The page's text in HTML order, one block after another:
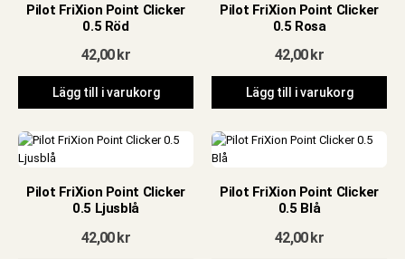
Pilot FriXion Point Clicker
0.5 Röd
42,00kr
Lägg till i varukorg
Pilot FriXion Point Clicker
0.5 Rosa
42,00kr
Lägg till i varukorg
Pilot FriXion Point Clicker
0.5 Ljusblå
42,00kr
Pilot FriXion Point Clicker
0.5 Blå
42,00kr